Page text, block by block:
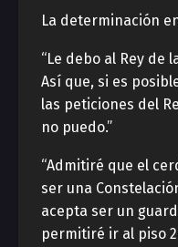
La determinación
“Le debo al Rey de
Así que, si es
las peticiones del
no puedo.”
“Admitiré que el
ser una
acepta ser un
permitiré ir al piso